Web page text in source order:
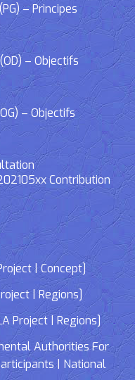
– Principes
– Objectifs
– Objectifs
Contribution
| Concept]
| Regions]
Project | Regions]
Authorities For
| National